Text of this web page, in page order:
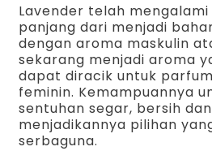
Lavender telah
panjang dari menjadi
dengan aroma maskulin
sekarang menjadi aroma
dapat diracik untuk
feminin. Kemampuannya
sentuhan segar, bersih
menjadikannya pilihan
serbaguna.